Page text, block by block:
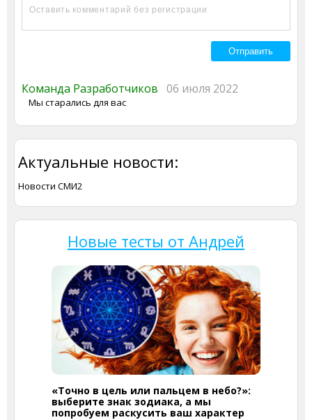
Команда Разработчиков 06 июля 2022
Мы старались для вас
Актуальные новости:
Новости СМИ2
Новые тесты от Андрей
«Точно в цель или пальцем в небо?»:
выберите знак зодиака, а мы
попробуем раскусить ваш характер